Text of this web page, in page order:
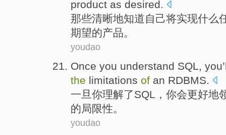
product as desired.
那些清晰地知道 自己将实现什么
期望的产品。
youdao
Once you understand SQL,
the limitations of an RDBMS.
一旦 你理解了SQL ，你会更好地
的局限性。
youdao